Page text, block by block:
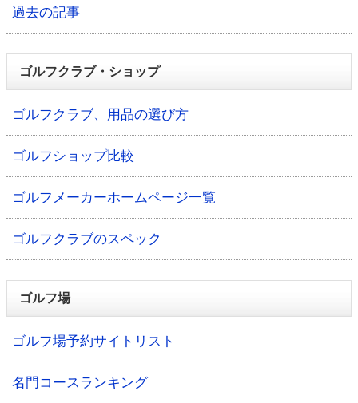
過去の記事
ゴルフクラブ・ショップ
ゴルフクラブ、用品の選び方
ゴルフショップ比較
ゴルフメーカーホームページ一覧
ゴルフクラブのスペック
ゴルフ場
ゴルフ場予約サイトリスト
名門コースランキング